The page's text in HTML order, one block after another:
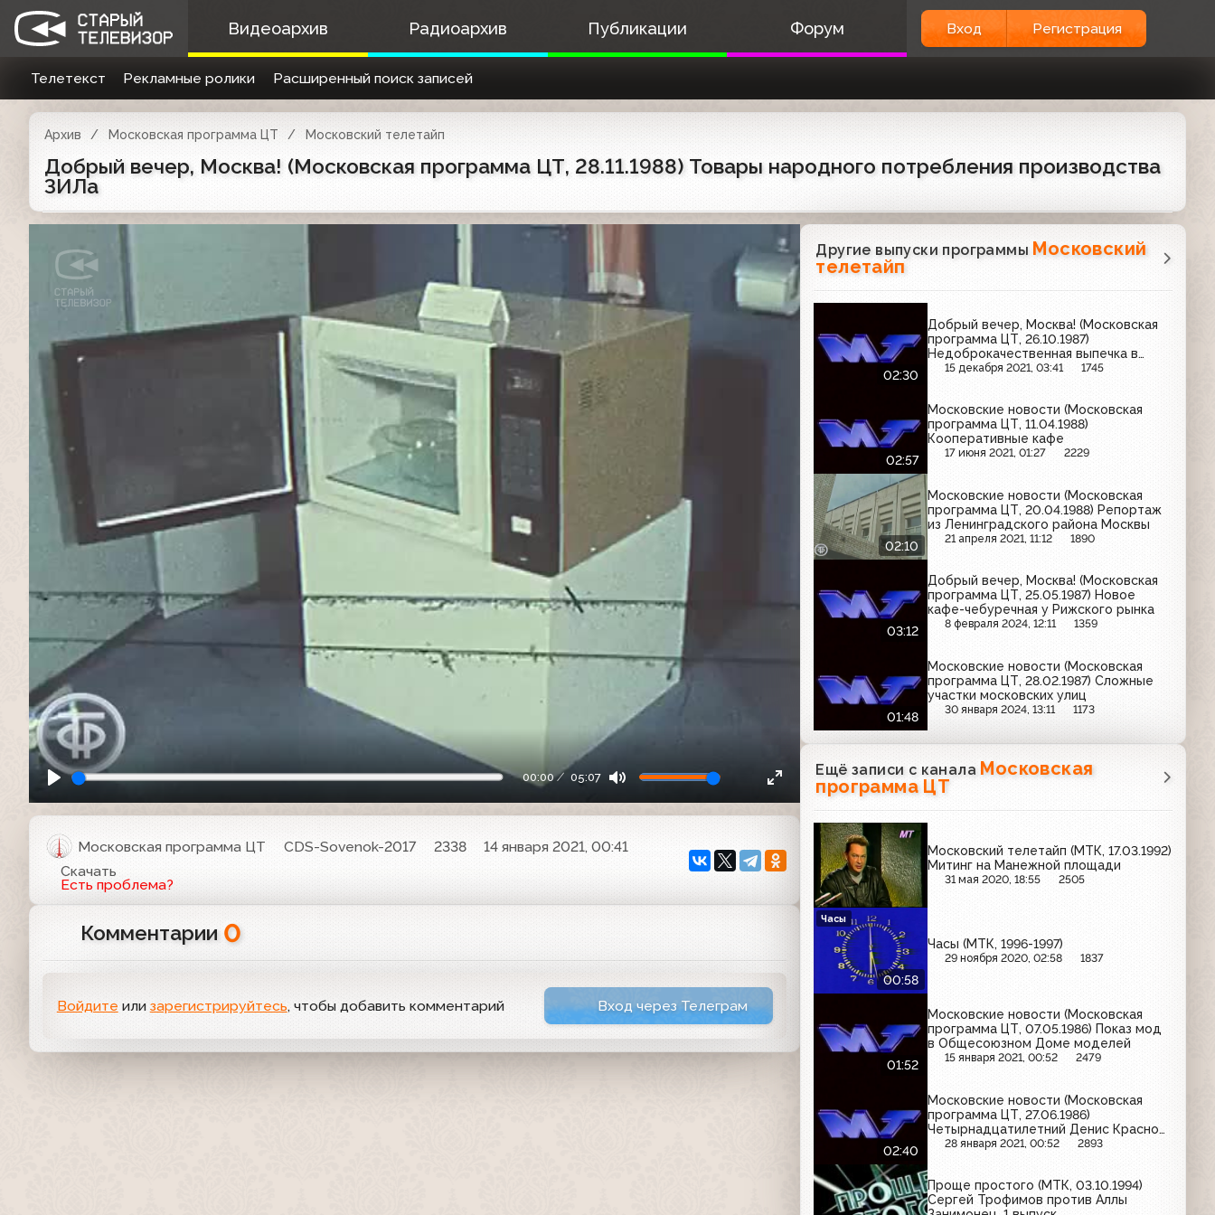
Видеоархив Радиоархив Публикации Форум Вход Регистрация
Телетекст Рекламные ролики Расширенный поиск записей
Архив Московская программа ЦТ Московский телетайп
Добрый вечер, Москва! (Московская программа ЦТ, 28.11.1988) Товары народного потребления производства
ЗИЛа
00:00 05:07
Московская программа ЦТ CDS-Sovenok-2017 2338
14 января 2021, 00:41
Скачать
Есть проблема?
Комментарии 0
Войдите или зарегистрируйтесь, чтобы добавить комментарий Вход через Телеграм
Другие выпуски программы Московский
телетайп
02:30
Добрый вечер, Москва! (Московская
программа ЦТ, 26.10.1987)
Недоброкачественная выпечка в
Юрьевском переулке
15 декабря 2021, 03:41 1745
02:57
Московские новости (Московская
программа ЦТ, 11.04.1988)
Кооперативные кафе
17 июня 2021, 01:27 2229
02:10
Московские новости (Московская
программа ЦТ, 20.04.1988) Репортаж
из Ленинградского района Москвы
21 апреля 2021, 11:12 1890
03:12
Добрый вечер, Москва! (Московская
программа ЦТ, 25.05.1987) Новое
кафе-чебуречная у Рижского рынка
8 февраля 2024, 12:11 1359
01:48
Московские новости (Московская
программа ЦТ, 28.02.1987) Сложные
участки московских улиц
30 января 2024, 13:11 1173
Ещё записи с канала Московская
программа ЦТ
Московский телетайп (МТК, 17.03.1992)
Митинг на Манежной площади
31 мая 2020, 18:55 2505
00:58
Часы (МТК, 1996-1997)
29 ноября 2020, 02:58 1837
Часы
01:52
Московские новости (Московская
программа ЦТ, 07.05.1986) Показ мод
в Общесоюзном Доме моделей
15 января 2021, 00:52 2479
02:40
Московские новости (Московская
программа ЦТ, 27.06.1986)
Четырнадцатилетний Денис Краснов
поступает в МИФИ
28 января 2021, 00:52 2893
Проще простого (МТК, 03.10.1994)
Сергей Трофимов против Аллы